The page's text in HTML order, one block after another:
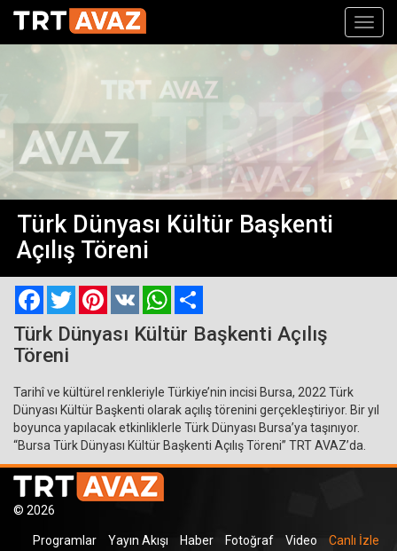
Türk Dünyası Kültür Başkenti
Açılış Töreni
FacebookTwitterPinterest
VK WhatsApp
Türk Dünyası Kültür Başkenti Açılış
Töreni
Tarihî ve kültürel renkleriyle Türkiye’nin incisi Bursa, 2022 Türk
Dünyası Kültür Başkenti olarak açılış törenini gerçekleştiriyor. Bir yıl
boyunca yapılacak etkinliklerle Türk Dünyası Bursa’ya taşınıyor.
“Bursa Türk Dünyası Kültür Başkenti Açılış Töreni” TRT AVAZ’da.
© 2026
Programlar Yayın Akışı Haber Fotoğraf Video
Canlı İzle